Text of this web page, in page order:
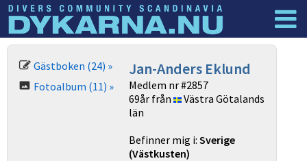
Dyknyheter Logga in
Gästboken (24) »
Fotoalbum (11) »
Jan-Anders Eklund
Medlem nr #2857
69år från
Västra Götalands
län
Befinner mig i:Sverige
(Västkusten)